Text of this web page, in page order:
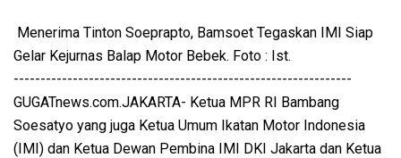
Menerima Tinton Soeprapto, Bamsoet Tegaskan IMI Siap
Gelar Kejurnas Balap Motor Bebek. Foto : Ist.
---------------------------------------------------------------
GUGATnews.com.JAKARTA- Ketua MPR RI Bambang
Soesatyo yang juga Ketua Umum Ikatan Motor Indonesia
(IMI) dan Ketua Dewan Pembina IMI DKI Jakarta dan Ketua